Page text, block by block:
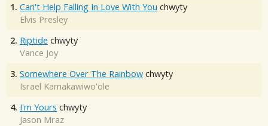
1. Can't Help Falling In Love With You chwyty
Elvis Presley
2. Riptide chwyty
Vance Joy
3. Somewhere Over The Rainbow chwyty
Israel Kamakawiwo'ole
4. I'm Yours chwyty
Jason Mraz